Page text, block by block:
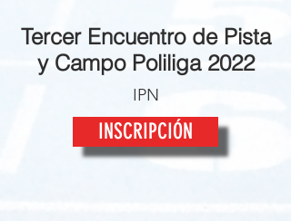
Tercer Encuentro de Pista
y Campo Poliliga 2022
IPN
INSCRIPCIÓN